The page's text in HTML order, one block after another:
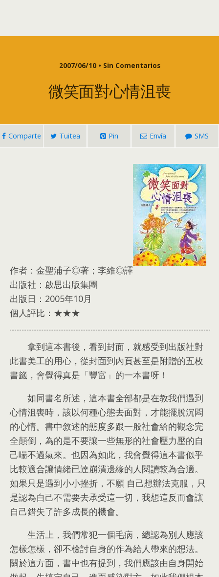
2007/06/10 • Sin Comentarios
微笑面對心情沮喪
Comparte Tuitea Pin Envía SMS
作者： 金聖浦子◎著 ； 李維◎譯
出版社： 啟思出版集團
出版日：2005年10月
個人評比： ★★★
拿到這本書後 ， 看到封面 ， 就感受到出版社對
此書美工的用心 ， 從封面到內頁甚至是附贈的五枚
書籤 ， 會覺得真是「豐富」的一本書呀！
如同書名所述 ， 這本書全部都是在教我們遇到
心情沮喪時 ， 該以何種心態去面對 ， 才能擺脫沉悶
的心情。 書中敘述的態度多跟一般社會給的觀念完
全顛倒 ， 為的是不要讓一些無形的社會壓力壓的自
己喘不過氣來。 也因為如此 ， 我會覺得這本書似乎
比較適合讓情緒已達崩潰邊緣的人閱讀較為合適。
如果只是遇到小小挫折 ， 不願 自己想辦法克服 ， 只
是認為自己不需要去承受這一切 ， 我想這反而會讓
自己錯失了許多成長的機會。
生活上 ， 我們常犯一個毛病 ， 總認為別人應該
怎樣怎樣 ， 卻不檢討自身的作為給人帶來的想法。
關於這方面 ， 書中也有提到 ， 我們應該由自身開始